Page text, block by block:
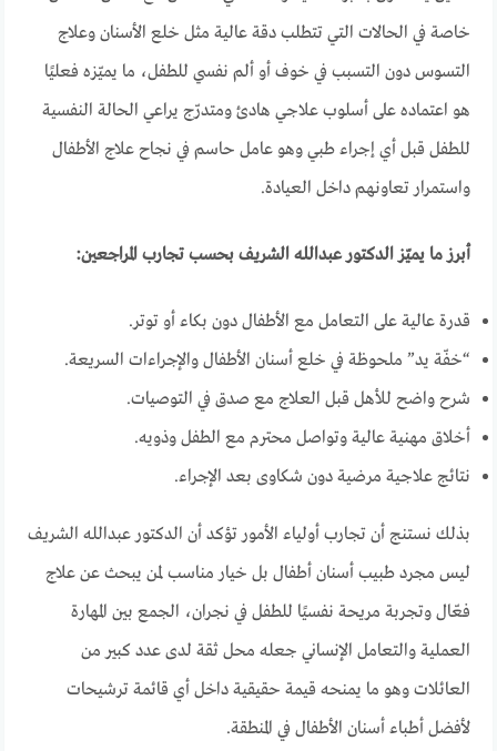
خاصة في الحالات التي تتطلب دقة عالية مثل خلع الأسنان وعلاج
التسوس دون التسبب في خوف أو ألم نفسي للطفل، ما يميّزه فعليًا
هو اعتماده على أسلوب علاجي هادئ ومتدرّج يراعي الحالة النفسية
للطفل قبل أي إجراء طبي وهو عامل حاسم في نجاح علاج الأطفال
واستمرار تعاونهم داخل العيادة.
أبرز ما يميّز الدكتور عبدالله الشريف بحسب تجارب المراجعين:
قدرة عالية على التعامل مع الأطفال دون بكاء أو توتر.
“خفّة يد” ملحوظة في خلع أسنان الأطفال والإجراءات السريعة.
شرح واضح للأهل قبل العلاج مع صدق في التوصيات.
أخلاق مهنية عالية وتواصل محترم مع الطفل وذويه.
نتائج علاجية مرضية دون شكاوى بعد الإجراء.
بذلك نستنج أن تجارب أولياء الأمور تؤكد أن الدكتور عبدالله الشريف
ليس مجرد طبيب أسنان أطفال بل خيار مناسب لمن يبحث عن علاج
فعّال وتجربة مريحة نفسيًا للطفل في نجران، الجمع بين المهارة
العملية والتعامل الإنساني جعله محل ثقة لدى عدد كبير من
العائلات وهو ما يمنحه قيمة حقيقية داخل أي قائمة ترشيحات
لأفضل أطباء أسنان الأطفال في المنطقة.